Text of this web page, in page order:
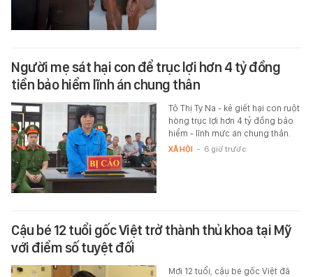
Người mẹ sát hại con để trục lợi hơn 4 tỷ đồng
tiền bảo hiểm lĩnh án chung thân
Tô Thị Ty Na - kẻ giết hại con ruột
hòng trục lợi hơn 4 tỷ đồng bảo
hiểm - lĩnh mức án chung thân.
XÃ HỘI - 6 giờ trước
Cậu bé 12 tuổi gốc Việt trở thành thủ khoa tại Mỹ
với điểm số tuyệt đối
Mới 12 tuổi, cậu bé gốc Việt đã